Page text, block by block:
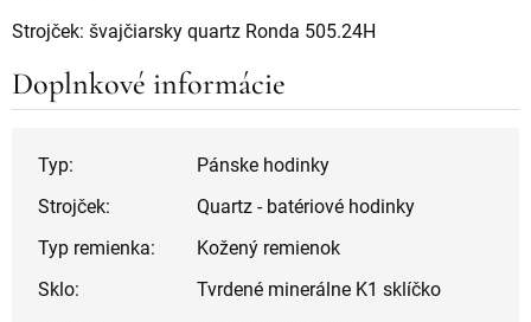
Strojček: švajčiarsky quartz Ronda 505.24H
Doplnkové informácie
Typ:
Pánske hodinky
Strojček:
Quartz - batériové hodinky
Typ remienka:
Kožený remienok
Sklo:
Tvrdené minerálne K1 sklíčko